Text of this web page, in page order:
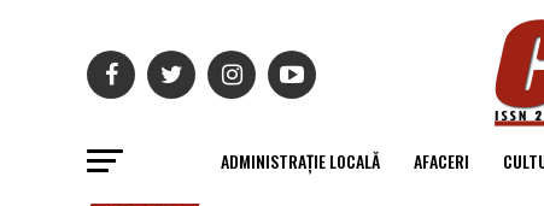
ADMINISTRAȚIE LOCALĂ AFACERI